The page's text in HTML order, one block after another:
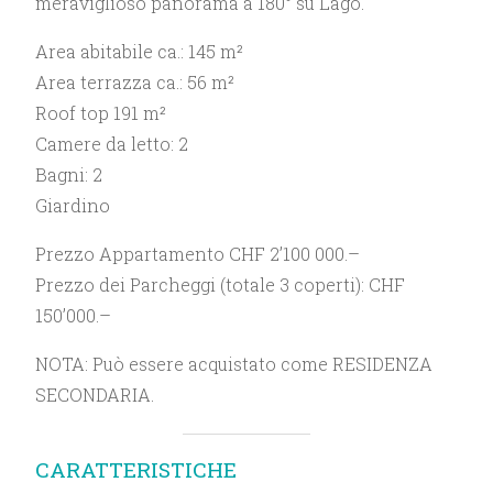
Area abitabile ca.: 145 m²
Area terrazza ca.: 56 m²
Roof top 191 m²
Camere da letto: 2
Bagni: 2
Giardino
Prezzo Appartamento CHF 2’100 000.–
Prezzo dei Parcheggi (totale 3 coperti): CHF
150’000.–
NOTA: Può essere acquistato come RESIDENZA
SECONDARIA.
CARATTERISTICHE